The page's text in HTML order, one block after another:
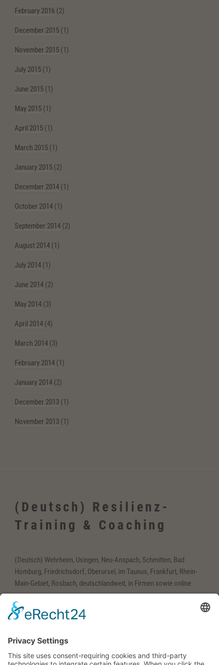
February 2016 (2)
December 2015 (1)
November 2015 (1)
July 2015 (1)
June 2015 (1)
May 2015 (1)
April 2015 (1)
March 2015 (1)
January 2015 (2)
December 2014 (1)
October 2014 (1)
September 2014 (2)
August 2014 (1)
July 2014 (1)
June 2014 (2)
May 2014 (3)
April 2014 (4)
March 2014 (3)
February 2014 (1)
January 2014 (2)
December 2013 (1)
November 2013 (1)
(Deutsch) Resilienz-
Training & Coaching
(Deutsch) Wehrheim, Usingen, Neu-Anspach, Schmitten, Bad
Homburg, Friedrichsdorf, Oberursel, im Taunus, Frankfurt, Rhein-
Main-Gebiet, Rosbach, deutschlandweit, in Firmen sowie online
Training